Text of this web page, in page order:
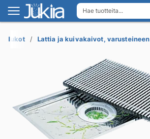
Hae tuotteita...
Siirry
navigointiin
Siirry
sisältöön
Lattia ja kuivakaivot, varusteineen